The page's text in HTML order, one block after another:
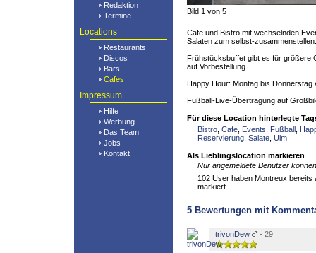
Redaktion
Termine
Locations
Restaurants
Discos
Bars
Cafes
Impressum
Hilfe
Werbung
Das Team
Jobs
Kontakt
Bild 1 von 5
Cafe und Bistro mit wechselnden
Salaten zum selbst-zusammenstellen.
Frühstücksbuffet gibt es für größere
auf Vorbestellung.
Happy Hour: Montag bis Donnerstag
Fußball-Live-Übertragung auf
Für diese Location hinterlegte
Bistro Cafe Events Fußball
Reservierung Salate Ulm
Als Lieblingslocation markieren
Nur angemeldete Benutzer
102 User haben Montreux bereits
markiert.
5 Bewertungen mit
trivonDew - 29